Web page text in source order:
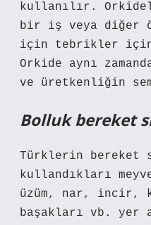
kullanılır.
bir iş veya diğer
için tebrikler
Orkide aynı
ve üretkenliğin
Bolluk bereket
Türklerin bereket
kullandıkları
üzüm, nar, incir,
başakları vb. yer